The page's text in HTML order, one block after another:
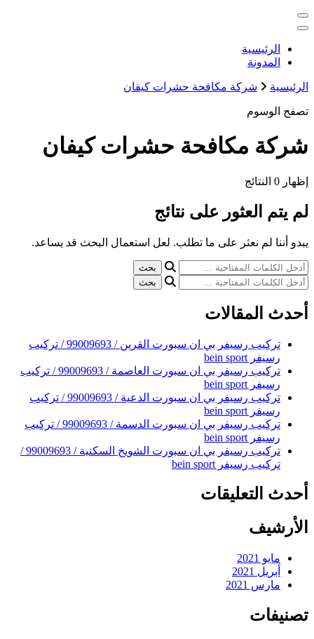
التجاوز
إلى
الكويت
خدمات منزلية بالكويت شراء بيع فك نقل تركيب صيانة تصليح اثاث
الرئيسية
المدونة
الرئيسية شركة مكافحة حشرات كيفان
تصفح الوسوم
شركة مكافحة حشرات كيفان
إظهار 0 النتائج
لم يتم العثور على نتائج
يبدو أننا لم نعثر على ما تطلب. لعل استعمال البحث قد يساعد.
هل
تبحث
عن
شيء
ما؟
هل
عن
شيء
أحدث المقالات
تركيب رسيفر بي ان سبورت القرين / 99009693 / تركيب
رسيفر bein sport
تركيب رسيفر بي ان سبورت العاصمة / 99009693 / تركيب
رسيفر bein sport
تركيب رسيفر بي ان سبورت الدعية / 99009693 / تركيب
رسيفر bein sport
تركيب رسيفر بي ان سبورت الدسمة / 99009693 / تركيب
رسيفر bein sport
تركيب رسيفر بي ان سبورت الشويخ السكنية / 99009693 /
تركيب رسيفر bein sport
أحدث التعليقات
الأرشيف
مايو 2021
أبريل 2021
مارس 2021
تصنيفات